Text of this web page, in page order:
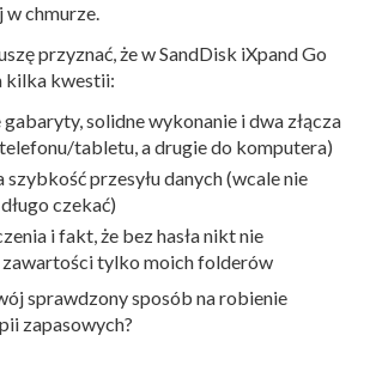
w chmurze.
przyznać, że w SandDisk iXpand Go
kilka kwestii:
solidne wykonanie i dwa złącza
tabletu, a drugie do komputera)
szybkość przesyłu danych (wcale nie
czekać)
i fakt, że bez hasła nikt nie
tylko moich folderów
sprawdzony sposób na robienie
zapasowych?